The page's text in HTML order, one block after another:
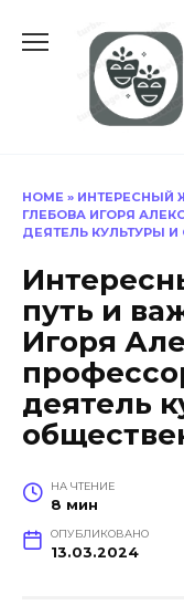
содержанию
HOME » ИНТЕРЕСНЫЙ
ГЛЕБОВА ИГОРЯ
ДЕЯТЕЛЬ КУЛЬТУРЫ
путь и
Игоря
деятель
НА ЧТЕНИЕ
8 мин
ОПУБЛИКОВАНО
13.03.2024